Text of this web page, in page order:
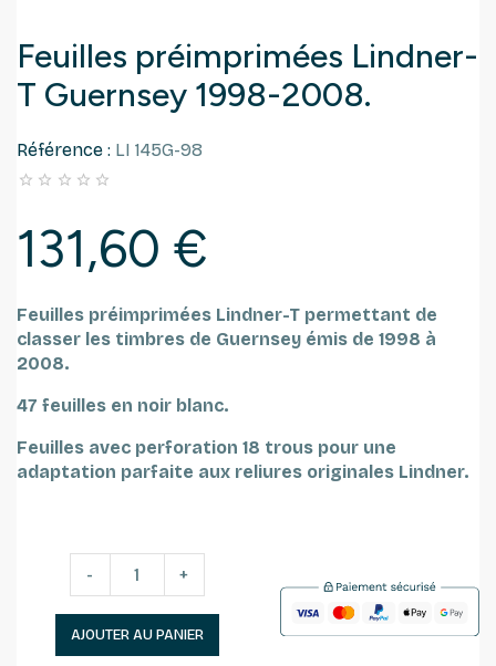
Feuilles préimprimées Lindner-
T Guernsey 1998-2008.
Référence : LI 145G-98
    
131,60 €
Feuilles préimprimées Lindner-T permettant de
classer les timbres de Guernsey émis de 1998 à
2008.
47 feuilles en noir blanc.
Feuilles avec perforation 18 trous pour une
adaptation parfaite aux reliures originales Lindner.
- +
AJOUTER AU PANIER